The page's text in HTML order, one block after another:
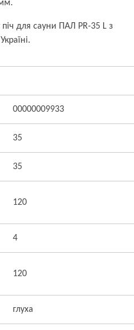
для сауни ПАЛ PR-35 L з
00000009933
35
35
120
4
120
глуха